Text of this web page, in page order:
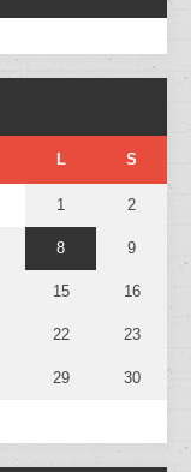
L S
1 2
8 9
15 16
22 23
29 30